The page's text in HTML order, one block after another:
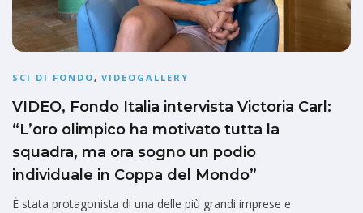
SCI DI FONDO, VIDEOGALLERY
VIDEO, Fondo Italia intervista Victoria Carl:
“L’oro olimpico ha motivato tutta la
squadra, ma ora sogno un podio
individuale in Coppa del Mondo”
È stata protagonista di una delle più grandi imprese e